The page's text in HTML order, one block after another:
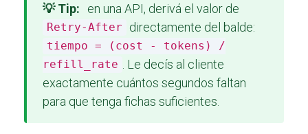
💡 Tip: en una API, derivá el valor de
Retry-After directamente del balde:
tiempo = (cost - tokens) /
refill_rate
. Le decís al cliente
exactamente cuántos segundos faltan
para que tenga fichas suficientes.